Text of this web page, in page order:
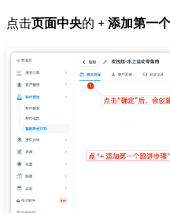
点击页面中央的 + 添加第一